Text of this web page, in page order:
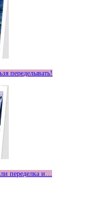
переделывать!
переделка и…